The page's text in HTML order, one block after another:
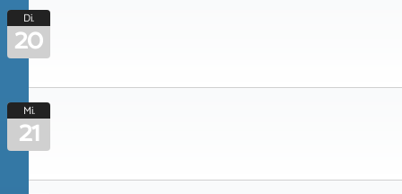
Di.
20
Mi.
21